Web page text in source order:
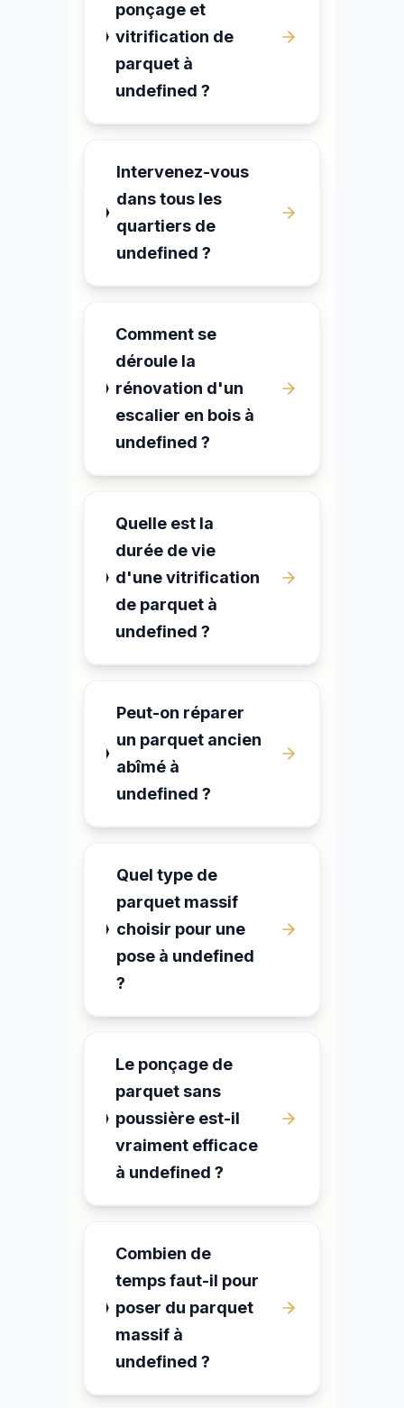
ponçage et
vitrification de
parquet à
undefined ?
Intervenez-vous
dans tous les
quartiers de
undefined ?
Comment se
déroule la
rénovation d'un
escalier en bois à
undefined ?
Quelle est la
durée de vie
d'une vitrification
de parquet à
undefined ?
Peut-on réparer
un parquet ancien
abîmé à
undefined ?
Quel type de
parquet massif
choisir pour une
pose à undefined
?
Le ponçage de
parquet sans
poussière est-il
vraiment efficace
à undefined ?
Combien de
temps faut-il pour
poser du parquet
massif à
undefined ?